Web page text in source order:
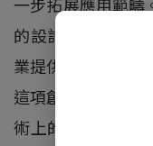
一步拓展應用範疇
的設計，
業提供可行的低碳
這項創新不僅展現
術上的實力，也